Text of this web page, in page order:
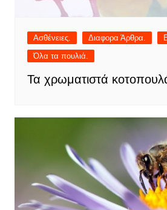
Ασθένειες. Διαφορα Άρθρα.
Όλα τα πουλιά.
Τα χρωματιστά